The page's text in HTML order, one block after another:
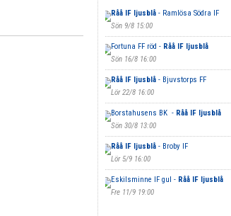
Råå IF ljusblå- Ramlösa Södra IF
Sön 9/8 15:00
Fortuna FF röd - Råå IF ljusblå
Sön 16/8 16:00
Råå IF ljusblå- Bjuvstorps FF
Lör 22/8 16:00
Borstahusens BK - Råå IF ljusblå
Sön 30/8 13:00
Råå IF ljusblå- Broby IF
Lör 5/9 16:00
Eskilsminne IF gul - Råå IF ljusblå
Fre 11/9 19:00